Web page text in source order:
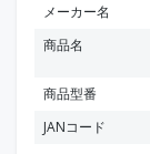
メーカー名
商品名
商品型番
JANコード